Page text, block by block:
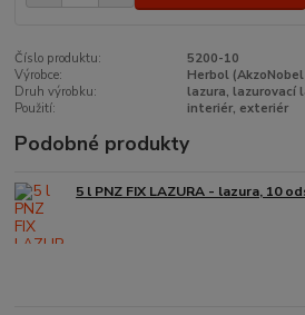
Číslo produktu:
5200-10
Výrobce:
Herbol
Druh výrobku:
lazura, lazurovací
Použití:
interiér, exteriér
Podobné produkty
5 l PNZ FIX LAZURA - lazura, 10